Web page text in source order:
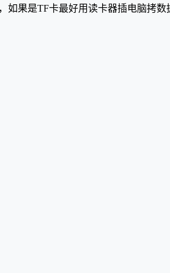
如果是TF卡最好用读卡器插电脑拷